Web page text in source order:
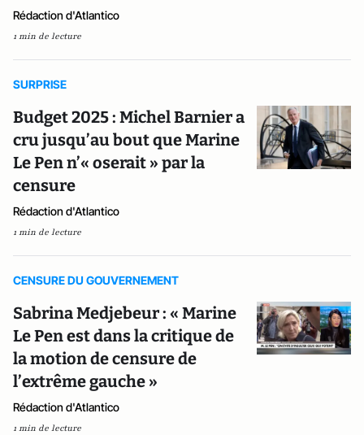
Rédaction d'Atlantico
1 min de lecture
SURPRISE
Budget 2025 : Michel Barnier a
cru jusqu’au bout que Marine
Le Pen n’« oserait » par la
censure
Rédaction d'Atlantico
1 min de lecture
CENSURE DU GOUVERNEMENT
Sabrina Medjebeur : « Marine
Le Pen est dans la critique de
la motion de censure de
l’extrême gauche »
Rédaction d'Atlantico
1 min de lecture